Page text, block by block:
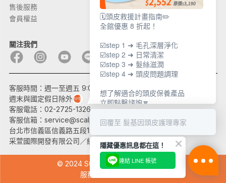
售後服務
會員權益
產品問題
外部通路
關注我們
客服時間：週一至週五 9:00~17:30
週末與國定假日除外
客服電話：02-2725-1326
客服信箱： service@scalprecovery.com
台北市信義區信義路五段150巷10號B2
采萱國際開發有限公司／統一編號：27543512
© 2024 SCALP RECOVERY 髮基因
服務條款 隱私權政策
🗓️頭皮救援計畫指南✏️
全館優惠 8 折起！
☑️step 1 ➜ 毛孔深層淨化
☑️step 2 ➜ 日常清潔
☑️step 3 ➜ 髮絲滋潤
☑️step 4 ➜ 頭皮問題調理
想了解適合的頭皮保養產品
立即點擊諮詢🔽
回覆至 髮基因頭皮護理專家
隱藏優惠訊息都在這！
連結 LINE 帳號